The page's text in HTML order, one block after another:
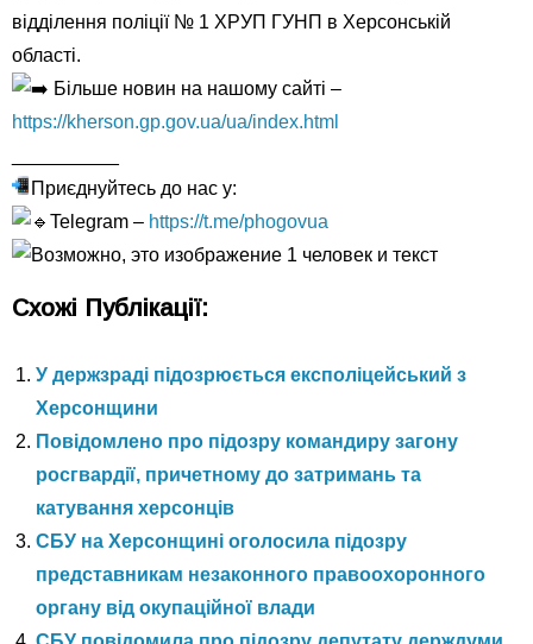
відділення поліції № 1 ХРУП ГУНП в Херсонській
області.
Більше новин на нашому сайті –
https://kherson.gp.gov.ua/ua/index.html
Приєднуйтесь до нас у:
Telegram – https://t.me/phogovua
Схожі Публікації:
У держзраді підозрюється експоліцейський з
Херсонщини
Повідомлено про підозру командиру загону
росгвардії, причетному до затримань та
катування херсонців
СБУ на Херсонщині оголосила підозру
представникам незаконного правоохоронного
органу від окупаційної влади